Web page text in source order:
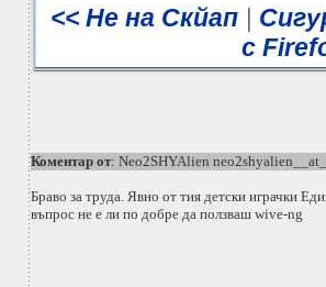
<< Не на Скйап |
с
Коментар от: Neo2SHYAlien
Браво за труда. Явно от тия детски играчки
въпрос не е ли по добре да ползваш wive-ng